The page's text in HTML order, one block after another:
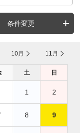
条件変更
10月 11月
土 日
1 2
8 9